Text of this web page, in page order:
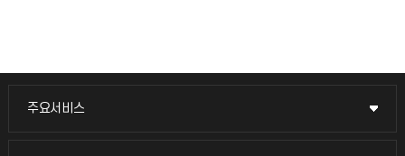
주요서비스
주요서비스